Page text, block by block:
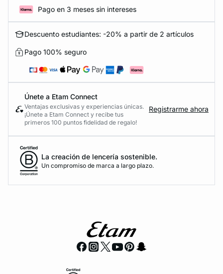
Pago en 3 meses sin intereses
Descuento estudiantes: -20% a partir de 2 artículos
Pago 100% seguro
Únete a Etam Connect
Ventajas exclusivas y experiencias únicas.
¡Únete a Etam Connect y recibe tus
primeros 100 puntos fidelidad de regalo!
Registrarme ahora
La creación de lencería sostenible.
Un compromiso de marca a largo plazo.